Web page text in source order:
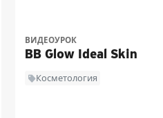
ВИДЕОУРОК
BB Glow Ideal Skin
Косметология